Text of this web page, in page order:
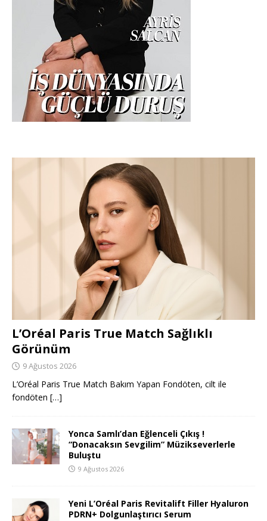
L’Oréal Paris True Match Sağlıklı
Görünüm
9 Ağustos 2026
L’Oréal Paris True Match Bakım Yapan Fondöten, cilt ile
fondöten […]
Yonca Samlı’dan Eğlenceli Çıkış !
“Donacaksın Sevgilim” Müzikseverlerle
Buluştu
9 Ağustos 2026
Yeni L’Oréal Paris Revitalift Filler Hyaluron
PDRN+ Dolgunlaştırıcı Serum